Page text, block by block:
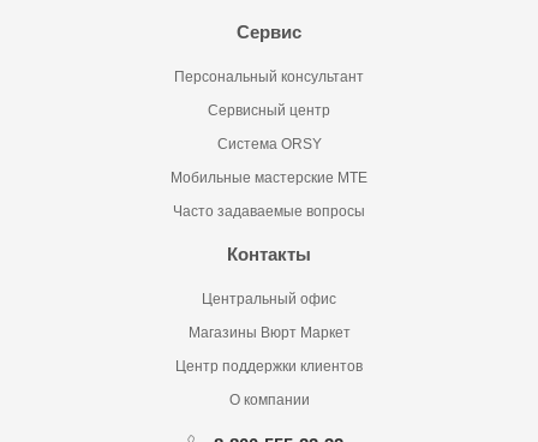
Сервис
Персональный консультант
Сервисный центр
Система ORSY
Мобильные мастерские MTE
Часто задаваемые вопросы
Контакты
Центральный офис
Магазины Вюрт Маркет
Центр поддержки клиентов
О компании